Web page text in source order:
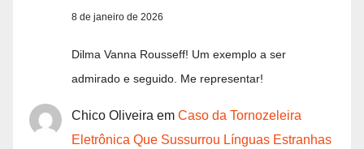
8 de janeiro de 2026
Dilma Vanna Rousseff! Um exemplo a ser
admirado e seguido. Me representar!
Chico Oliveira em Caso da Tornozeleira
Eletrônica Que Sussurrou Línguas Estranhas